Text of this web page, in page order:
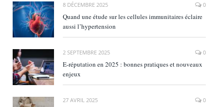
8 DÉCEMBRE 2025 0
Quand une étude sur les cellules immunitaires éclaire
aussi l’hypertension
2 SEPTEMBRE 2025 0
E‑réputation en 2025 : bonnes pratiques et nouveaux
enjeux
27 AVRIL 2025 0